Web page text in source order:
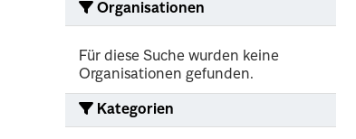
Organisationen
Für diese Suche wurden keine
Organisationen gefunden.
Kategorien